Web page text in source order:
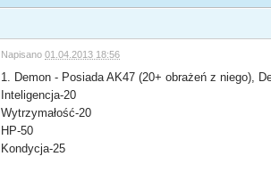
Napisano01.04.2013 18:56
1. Demon - Posiada AK47 (20+ obrażeń z niego),
Inteligencja-20
Wytrzymałość-20
HP-50
Kondycja-25